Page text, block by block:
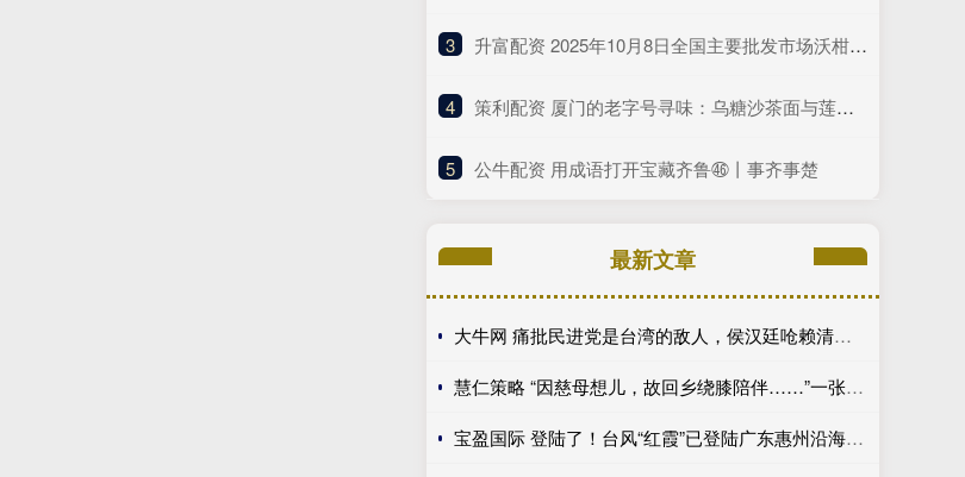
3 ​升富配资 2025年10月8日全国主要批发市场沃柑价格行情
4 ​策利配资 厦门的老字号寻味：乌糖沙茶面与莲欢海蛎煎
5 ​公牛配资 用成语打开宝藏齐鲁㊻丨事齐事楚
最新文章
大牛网 痛批民进党是台湾的敌人，侯汉廷呛赖清德：吃狗粮比关心食安还快
慧仁策略 “因慈母想儿，故回乡绕膝陪伴……”一张停业告示，为何全网点赞？
宝盈国际 登陆了！台风“红霞”已登陆广东惠州沿海 为今年来登陆我国最强台风